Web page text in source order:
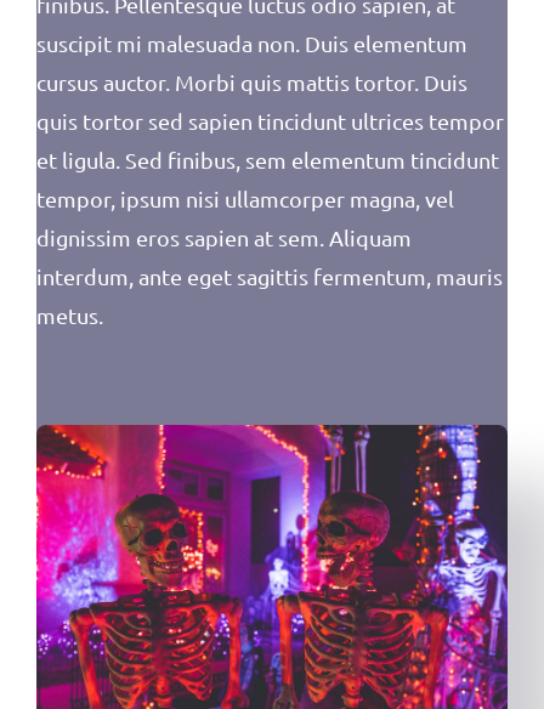
suscipit mi malesuada non. Duis elementum
cursus auctor. Morbi quis mattis tortor. Duis
quis tortor sed sapien tincidunt ultrices tempor
et ligula. Sed finibus, sem elementum tincidunt
tempor, ipsum nisi ullamcorper magna, vel
dignissim eros sapien at sem. Aliquam
interdum, ante eget sagittis fermentum, mauris
metus.